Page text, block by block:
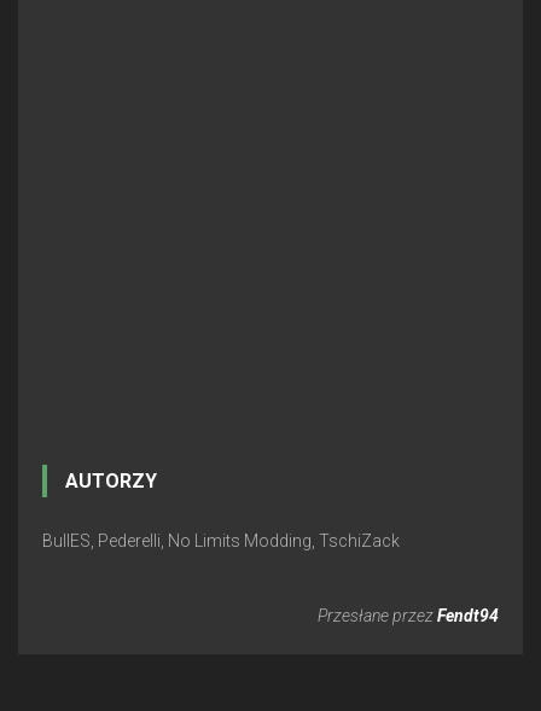
AUTORZY
BullES, Pederelli, No Limits Modding, TschiZack
Przesłane przezFendt94